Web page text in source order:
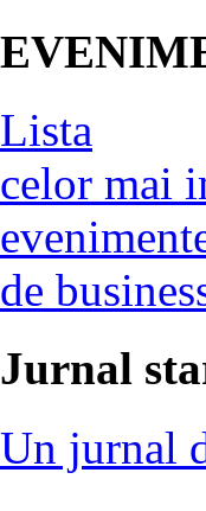
Lista
celor mai
de
Jurnal
Un jurnal